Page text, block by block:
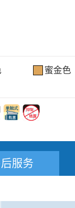
蜜金色
服务